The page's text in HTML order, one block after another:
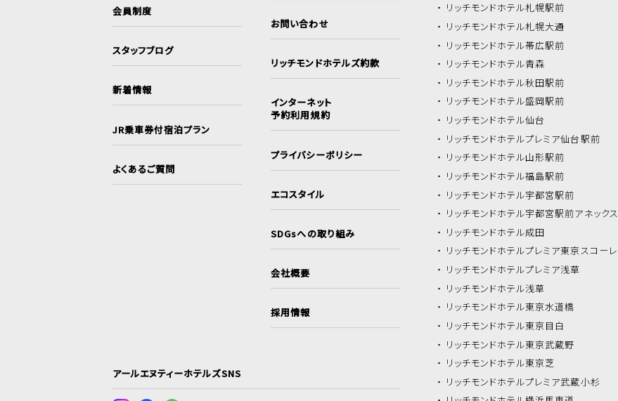
会員制度
スタッフブログ
新着情報
JR乗車券付宿泊プラン
よくあるご質問
お問い合わせ
リッチモンドホテルズ約款
インターネット
予約利用規約
プライバシーポリシー
エコスタイル
SDGsへの取り組み
会社概要
採用情報
アールエヌティーホテルズSNS
リッチモンドホテル札幌駅前
リッチモンドホテル札幌大通
リッチモンドホテル帯広駅前
リッチモンドホテル青森
リッチモンドホテル秋田駅前
リッチモンドホテル盛岡駅前
リッチモンドホテル仙台
リッチモンドホテルプレミア仙台駅前
リッチモンドホテル山形駅前
リッチモンドホテル福島駅前
リッチモンドホテル宇都宮駅前
リッチモンドホテル宇都宮駅前アネックス
リッチモンドホテル成田
リッチモンドホテルプレミア東京スコーレ
リッチモンドホテルプレミア浅草
リッチモンドホテル浅草
リッチモンドホテル東京水道橋
リッチモンドホテル東京目白
リッチモンドホテル東京武蔵野
リッチモンドホテル東京芝
リッチモンドホテルプレミア武蔵小杉